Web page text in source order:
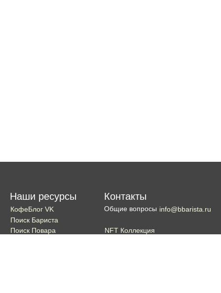
Наши ресурсы
КофеБлог VK
Поиск Бариста
Поиск Повара
Контакты
Общие вопросы info@bbarista.ru
NFT Коллекция